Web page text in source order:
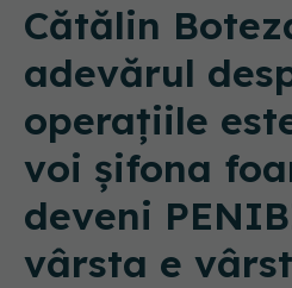
Cătălin
adevărul
operațiile
voi șifona
deveni
vârsta e